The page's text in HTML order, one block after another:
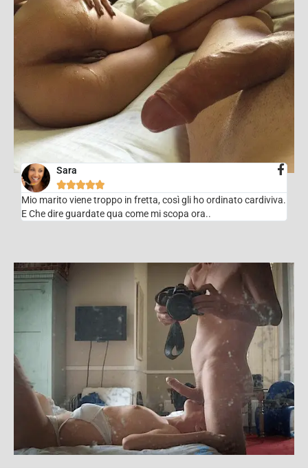
Sara

Mio marito viene troppo in fretta, così gli ho ordinato cardiviva.
E Che dire guardate qua come mi scopa ora..